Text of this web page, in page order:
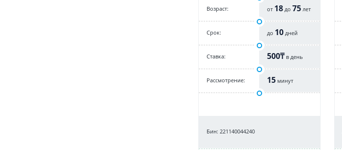
Возраст: от 18 до 75 лет
Срок: до 10 дней
Cтавка: 500₸в день
Рассмотрение: 15 минут
Бин: 221140044240